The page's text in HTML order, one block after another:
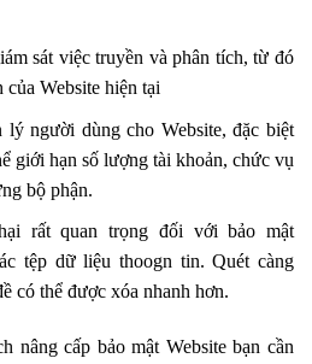
sát việc truyền và phân tích, từ đó
Website hiện tại
lý người dùng cho Website, đặc biệt
giới hạn số lượng tài khoản, chức vụ
bộ phận.
rất quan trọng đối với bảo mật
tệp dữ liệu thoogn tin. Quét càng
có thể được xóa nhanh hơn.
nâng cấp bảo mật Website bạn cần